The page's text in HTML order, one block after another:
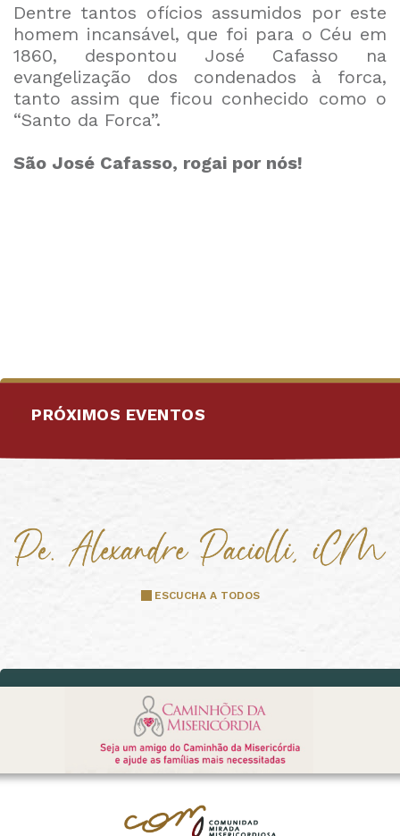
Dentre tantos ofícios assumidos por este
homem incansável, que foi para o Céu em
1860, despontou José Cafasso na
evangelização dos condenados à forca,
tanto assim que ficou conhecido como o
“Santo da Forca”.
São José Cafasso, rogai por nós!
PRÓXIMOS EVENTOS
ESCUCHA A TODOS